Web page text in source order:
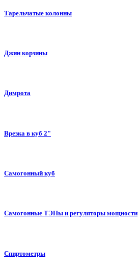
Тарельчатые колонны
Джин корзины
Димрота
Врезка в куб 2"
Самогонный куб
Самогонные ТЭНы и регуляторы мощности
Спиртометры